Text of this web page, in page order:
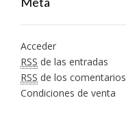
Acceder
RSS de las entradas
RSS de los comentarios
Condiciones de venta